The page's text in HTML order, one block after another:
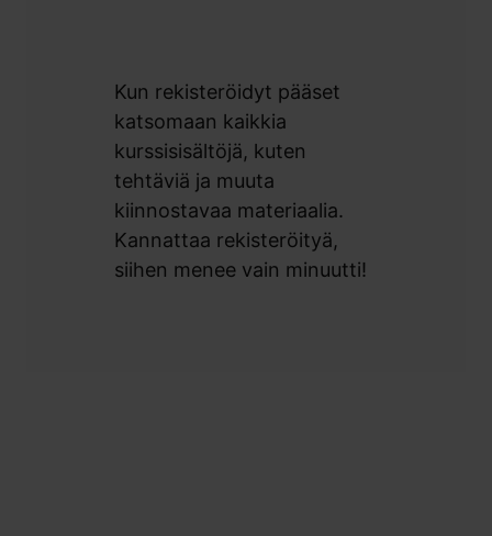
Kun rekisteröidyt pääset
katsomaan kaikkia
kurssisisältöjä, kuten
tehtäviä ja muuta
kiinnostavaa materiaalia.
Kannattaa rekisteröityä,
siihen menee vain minuutti!